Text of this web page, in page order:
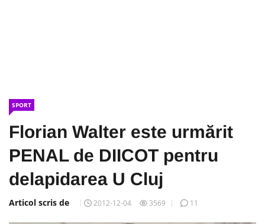
SPORT
Florian Walter este urmărit
PENAL de DIICOT pentru
delapidarea U Cluj
Articol scris de 2012-12-04 3569 11